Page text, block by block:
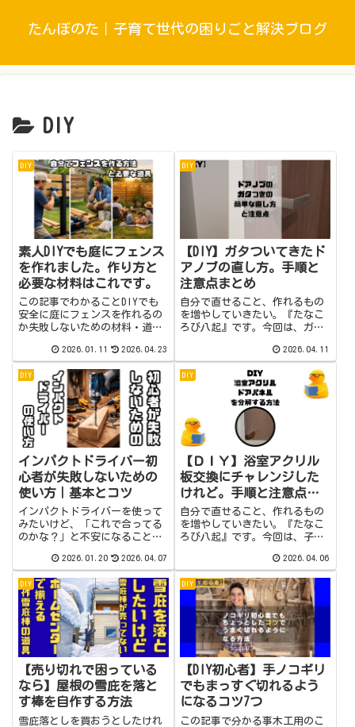
たんぼのた｜子育て世代の困りごと解決ブログ
DIY
DIY
素人DIYでも庭にフェンス
を作れました。作り方と
必要な材料はこれです。
この記事でわかることDIYでも
安全に庭にフェンスを作れるの
か失敗しないための材料・道
約30万円の目安倒れないフェン
スの重要ポイント家を建てた時
に一緒に作る方が多い一方、家
を建ててしばらくしてからフェ
ンスを作る方...
2026.01.11 2026.04.23
DIY
【DIY】ガタついてきたド
アノブの直し方。手順と
注意点まとめ
自分で直せること、作れるもの
を増やしていきたい。『たなこ
ろび八起』です。今回は、ガタ
す。家を建てた時と比べると、
ドアノブがゆるんできて、ドア
を開けたり閉めたりするのは問
題なく出来ますが、ガタガタし
てきました。ポロ...
2026.04.11
DIY
インパクトドライバー初
心者が失敗しないための
使い方｜基本とコツ
インパクトドライバーを使って
みたいけど、「これで合ってる
のかな？」と不安になること、
DIYで木工やちょっとした修理
での、失敗しにくい手順や安全
のコツを発信しています。イン
パクトドライバーはとても便利
ですが、慣れな...
2026.01.20 2026.04.07
DIY
【ＤＩＹ】浴室アクリル
板交換にチャレンジした
けれど。手順と注意点ま
とめ
自分で直せること、作れるもの
を増やしていきたい。『たなこ
ろび八起』です。今回は、子ど
アクリルパネルの分解をしま
す。ちなみに、アクリルパネル
は、ひびが入っただけじゃな
く、完全に割れてしまっていま
す。ドアを取り外した...
2026.04.06
DIY
【売り切れで困っている
なら】屋根の雪庇を落と
す棒を自作する方法
雪庇落としを買おうとしたけれ
DIY
【DIY初心者】手ノコギリ
でもまっすぐ切れるよう
になるコツ7つ
この記事で分かる事木工用のこ